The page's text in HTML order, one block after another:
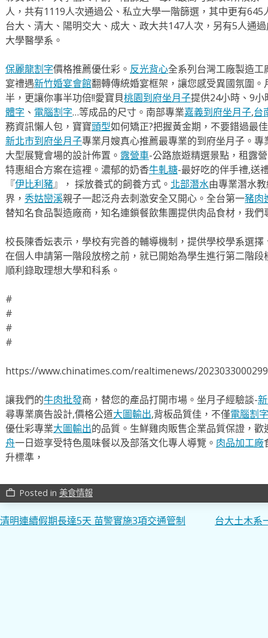
人，共有1119人次通過公、私立大學一階篩選，其中更有
台大、清大、陽明交大、成大、政大共147人次，另有5人通
大學醫學系。
保麗龍割字價格推薦優仕彩。 反光背心全系列台灣工廠製造
宴禮遇新竹婚宴會館翻轉傳統婚宴框架，讓您感受異國氛圍。
半，更讓你事半功倍!!愛寶貝桃園到府坐月子提供24小時、9
體字 、 電腦割字…等成品的尺寸。南部專業嘉義到府坐月子,台
務資訊懶人包，寶寶頭型如何矯正?把握黃金期，不要錯過最
新北市到府坐月子專業月嫂真心推薦最專業的到府坐月子。專
大型展覽會場的設計佈置。 露營車-公路旅遊精選景點，租露
特惠組合方案在這裡。濃郁的奶香牛軋糖-最好吃的伴手禮,送
『伊比利豬』， 採放養式的飼養方式。 北部潛水由專業潛水
界， 秀姑巒溪親子一起泛舟去​刺激安全又開心。全台第一豬肉
替知名食品製造廠商，知名連鎖餐飲集團提供肉品食材，我
校長陳香妘表示，學校有完善的輔導機制，提供學校學系選
在個人申請第一階段放榜之前，就已開始為學生進行第二階
順利錄取理想大學和科系。
#
#
#
#
https://www.chinatimes.com/realtimenews/
讓我們的牛肉批發商，替您的產品打開市場。坐月子經驗談-
尋專業廣告設計,價格公道大圖輸出,背板品質佳，不僅電腦割字
優仕彩專業大圖輸出的品質。生鮮雞肉販售企業品質保證，歡
舟一日遊享受特色風味餐以及部落文化專人導覽。 肉品加工廠
升標準，
work_outline Posted in 美食情報
文
清明連續假期長達5天 苗警實施3項交通管制 台大土木系